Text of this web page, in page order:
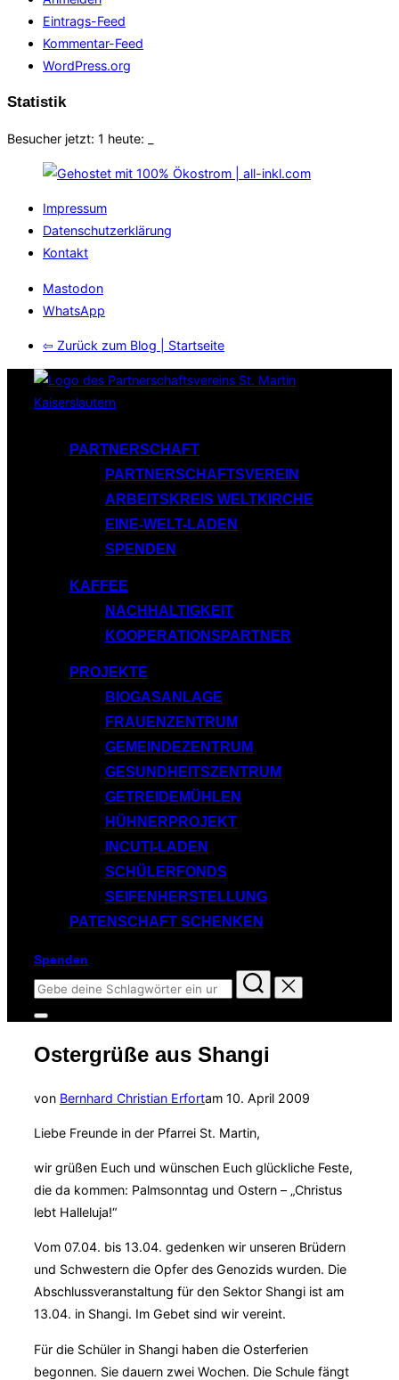
Eintrags-Feed
Kommentar-Feed
WordPress.org
Statistik
Besucher jetzt: 1 heute:
Impressum
Datenschutzerklärung
Kontakt
Mastodon
WhatsApp
⇦ Zurück zum Blog | Startseite
Inhalt
PARTNERSCHAFT
PARTNERSCHAFTSVEREIN
ARBEITSKREIS WELTKIRCHE
EINE-WELT-LADEN
SPENDEN
KAFFEE
NACHHALTIGKEIT
KOOPERATIONSPARTNER
PROJEKTE
BIOGASANLAGE
FRAUENZENTRUM
GEMEINDEZENTRUM
GESUNDHEITSZENTRUM
GETREIDEMÜHLEN
HÜHNERPROJEKT
INCUTI-LADEN
SCHÜLERFONDS
SEIFENHERSTELLUNG
PATENSCHAFT SCHENKEN
Spenden
Suchen
nach:
Seitenleiste
Navigation
umschalten
Ostergrüße aus Shangi
von Bernhard Christian Erfortam Veröffentlicht
10. April 2009
Liebe Freunde in der Pfarrei St. Martin,
wir grüßen Euch und wünschen Euch glückliche Feste,
die da kommen: Palmsonntag und Ostern – „Christus
lebt Halleluja!“
Vom 07.04. bis 13.04. gedenken wir unseren Brüdern
und Schwestern die Opfer des Genozids wurden. Die
Abschlussveranstaltung für den Sektor Shangi ist am
13.04. in Shangi. Im Gebet sind wir vereint.
Für die Schüler in Shangi haben die Osterferien
begonnen. Sie dauern zwei Wochen. Die Schule fängt